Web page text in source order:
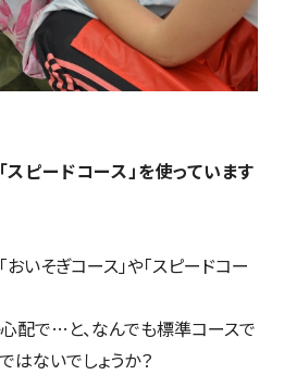
スピードコース」を使っています
いそぎコース」や「スピードコー
配で…と、なんでも標準コースで
はないでしょうか？